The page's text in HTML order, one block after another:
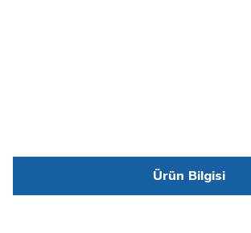
Ürün Bilgisi